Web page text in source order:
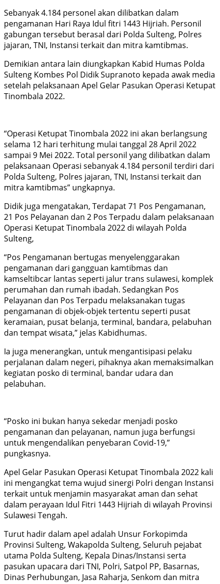
Sebanyak 4.184 personel akan dilibatkan dalam
pengamanan Hari Raya Idul fitri 1443 Hijriah. Personil
gabungan tersebut berasal dari Polda Sulteng, Polres
jajaran, TNI, Instansi terkait dan mitra kamtibmas.
Demikian antara lain diungkapkan Kabid Humas Polda
Sulteng Kombes Pol Didik Supranoto kepada awak media
setelah pelaksanaan Apel Gelar Pasukan Operasi Ketupat
Tinombala 2022.
“Operasi Ketupat Tinombala 2022 ini akan berlangsung
selama 12 hari terhitung mulai tanggal 28 April 2022
sampai 9 Mei 2022. Total personil yang dilibatkan dalam
pelaksanaan Operasi sebanyak 4.184 personil terdiri dari
Polda Sulteng, Polres jajaran, TNI, Instansi terkait dan
mitra kamtibmas” ungkapnya.
Didik juga mengatakan, Terdapat 71 Pos Pengamanan,
21 Pos Pelayanan dan 2 Pos Terpadu dalam pelaksanaan
Operasi Ketupat Tinombala 2022 di wilayah Polda
Sulteng,
“Pos Pengamanan bertugas menyelenggarakan
pengamanan dari gangguan kamtibmas dan
kamseltibcar lantas seperti jalur trans sulawesi, komplek
perumahan dan rumah ibadah. Sedangkan Pos
Pelayanan dan Pos Terpadu melaksanakan tugas
pengamanan di objek-objek tertentu seperti pusat
keramaian, pusat belanja, terminal, bandara, pelabuhan
dan tempat wisata,” jelas Kabidhumas.
Ia juga menerangkan, untuk mengantisipasi pelaku
perjalanan dalam negeri, pihaknya akan memaksimalkan
kegiatan posko di terminal, bandar udara dan
pelabuhan.
“Posko ini bukan hanya sekedar menjadi posko
pengamanan dan pelayanan, namun juga berfungsi
untuk mengendalikan penyebaran Covid-19,”
pungkasnya.
Apel Gelar Pasukan Operasi Ketupat Tinombala 2022 kali
ini mengangkat tema wujud sinergi Polri dengan Instansi
terkait untuk menjamin masyarakat aman dan sehat
dalam perayaan Idul Fitri 1443 Hijriah di wilayah Provinsi
Sulawesi Tengah.
Turut hadir dalam apel adalah Unsur Forkopimda
Provinsi Sulteng, Wakapolda Sulteng, Seluruh pejabat
utama Polda Sulteng, Kepala Dinas/Instansi serta
pasukan upacara dari TNI, Polri, Satpol PP, Basarnas,
Dinas Perhubungan, Jasa Raharja, Senkom dan mitra